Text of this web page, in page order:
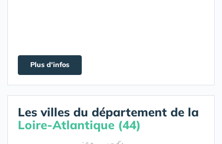
Plus d'infos
Les villes du département de la
Loire-Atlantique (44)